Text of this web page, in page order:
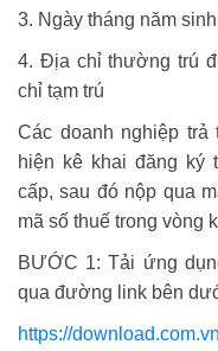
3. Ngày tháng năm
4. Địa chỉ thường trú
chỉ tạm trú
Các doanh nghiệp
hiện kê khai đăng ký
cấp, sau đó nộp qua
mã số thuế trong vòng
BƯỚC 1: Tải ứng
qua đường link bên
https://